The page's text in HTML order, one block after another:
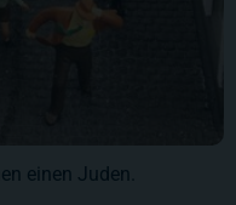
einen Juden.